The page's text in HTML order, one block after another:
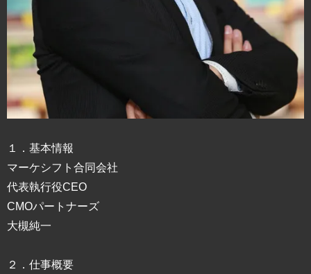
１．基本情報
マーケシフト合同会社
代表執行役CEO
CMOパートナーズ
大槻純一
２．仕事概要